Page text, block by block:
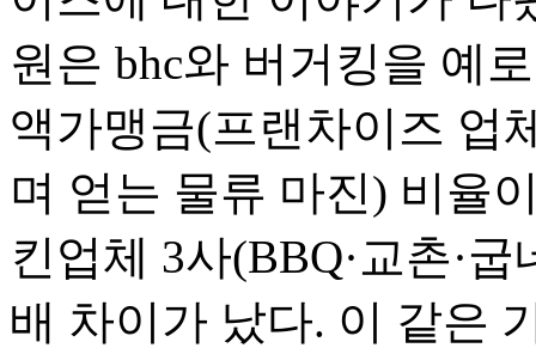
원은 bhc와 버거킹을 예
액가맹금(프랜차이즈 업
며 얻는 물류 마진) 비율
킨업체 3사(BBQ·교촌·
배 차이가 났다. 이 같은